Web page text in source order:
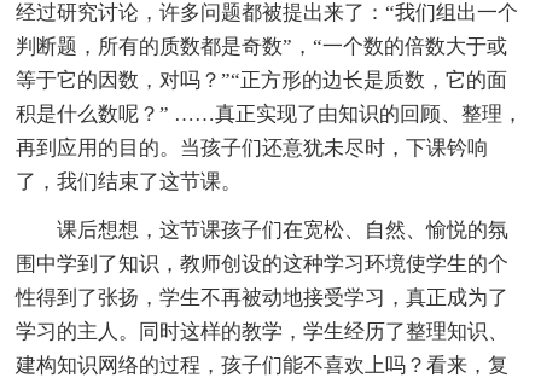
经过研究讨论，许多问题都被提出来了：“我们组出一个
判断题，所有的质数都是奇数”，“一个数的倍数大于或
等于它的因数，对吗？”“正方形的边长是质数，它的面
积是什么数呢？” ……真正实现了由知识的回顾、整理，
再到应用的目的。当孩子们还意犹未尽时，下课钤响
了，我们结束了这节课。
课后想想，这节课孩子们在宽松、自然、愉悦的氛
围中学到了知识，教师创设的这种学习环境使学生的个
性得到了张扬，学生不再被动地接受学习，真正成为了
学习的主人。同时这样的教学，学生经历了整理知识、
建构知识网络的过程，孩子们能不喜欢上吗？看来，复